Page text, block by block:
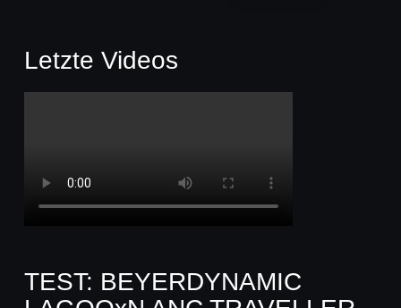
Letzte Videos
TEST: BEYERDYNAMIC